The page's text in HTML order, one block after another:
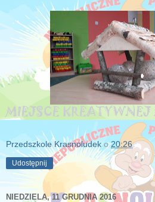
Przedszkole Krasnoludek o20:26
Udostępnij
NIEDZIELA, 11 GRUDNIA 2016